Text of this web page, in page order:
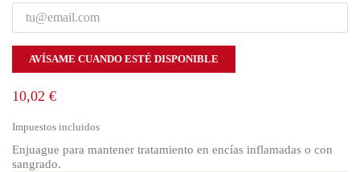
AVÍSAME CUANDO ESTÉ DISPONIBLE
10,02 €
Impuestos incluidos
Enjuague para mantener tratamiento en encías inflamadas o con
sangrado.